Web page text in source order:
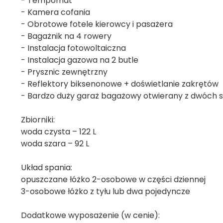
- Kamera cofania
- Obrotowe fotele kierowcy i pasażera
- Bagażnik na 4 rowery
- Instalacja fotowoltaiczna
- Instalacja gazowa na 2 butle
- Prysznic zewnętrzny
- Reflektory biksenonowe + doświetlanie zakrętów
- Bardzo duży garaż bagażowy otwierany z dwóch
Zbiorniki:
woda czysta – 122 L
woda szara – 92 L
Układ spania:
opuszczane łóżko 2-osobowe w części dziennej
3-osobowe łóżko z tyłu lub dwa pojedyncze
Dodatkowe wyposażenie (w cenie):